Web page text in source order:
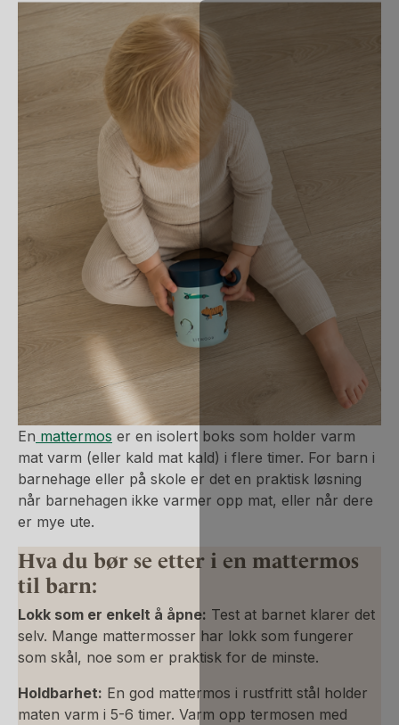
En mattermos er en isolert boks som holder varm
mat varm (eller kald mat kald) i flere timer. For barn i
barnehage eller på skole er det en praktisk løsning
når barnehagen ikke varmer opp mat, eller når dere
er mye ute.
Hva du bør se etter i en mattermos
til barn:
Lokk som er enkelt å åpne: Test at barnet klarer det
selv. Mange mattermosser har lokk som fungerer
som skål, noe som er praktisk for de minste.
Holdbarhet: En god mattermos i rustfritt stål holder
maten varm i 5-6 timer. Varm opp termosen med